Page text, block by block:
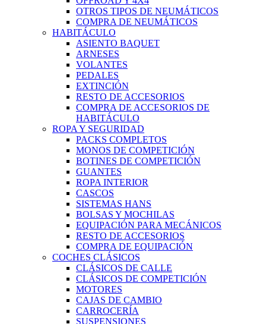
OTROS TIPOS DE NEUMÁTICOS
COMPRA DE NEUMÁTICOS
HABITÁCULO
ASIENTO BAQUET
ARNESES
VOLANTES
PEDALES
EXTINCIÓN
RESTO DE ACCESORIOS
COMPRA DE ACCESORIOS DE
HABITÁCULO
ROPA Y SEGURIDAD
PACKS COMPLETOS
MONOS DE COMPETICIÓN
BOTINES DE COMPETICIÓN
GUANTES
ROPA INTERIOR
CASCOS
SISTEMAS HANS
BOLSAS Y MOCHILAS
EQUIPACIÓN PARA MECÁNICOS
RESTO DE ACCESORIOS
COMPRA DE EQUIPACIÓN
COCHES CLÁSICOS
CLÁSICOS DE CALLE
CLÁSICOS DE COMPETICIÓN
MOTORES
CAJAS DE CAMBIO
CARROCERÍA
SUSPENSIONES